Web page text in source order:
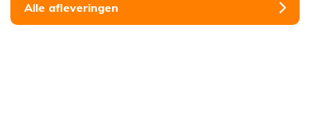
Alle afleveringen